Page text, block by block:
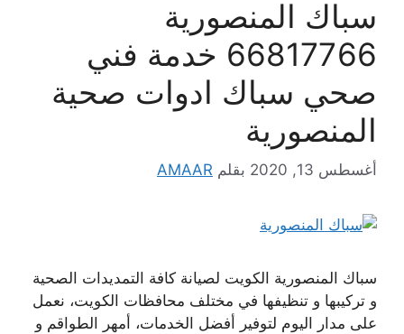
سباك المنصورية
66817766 خدمة فني
صحي سباك ادوات صحية
المنصورية
أغسطس 13, 2020 بقلم AMAAR
سباك المنصورية الكويت لصيانة كافة التمديدات الصحية
و تركيبها و تنظيفها في مختلف محافظات الكويت، نعمل
على مدار اليوم لتوفير أفضل الخدمات، أمهر الطواقم و